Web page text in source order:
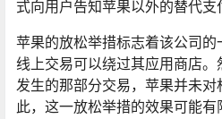
式向用户告知苹果以外的替代支
苹果的放松举措标志着该公司
线上交易可以绕过其应用商店
发生的那部分交易，苹果并未
此，这一放松举措的效果可能有